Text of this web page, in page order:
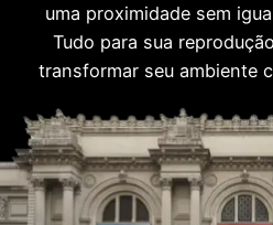
uma proximidade sem
Tudo para sua
transformar seu ambiente